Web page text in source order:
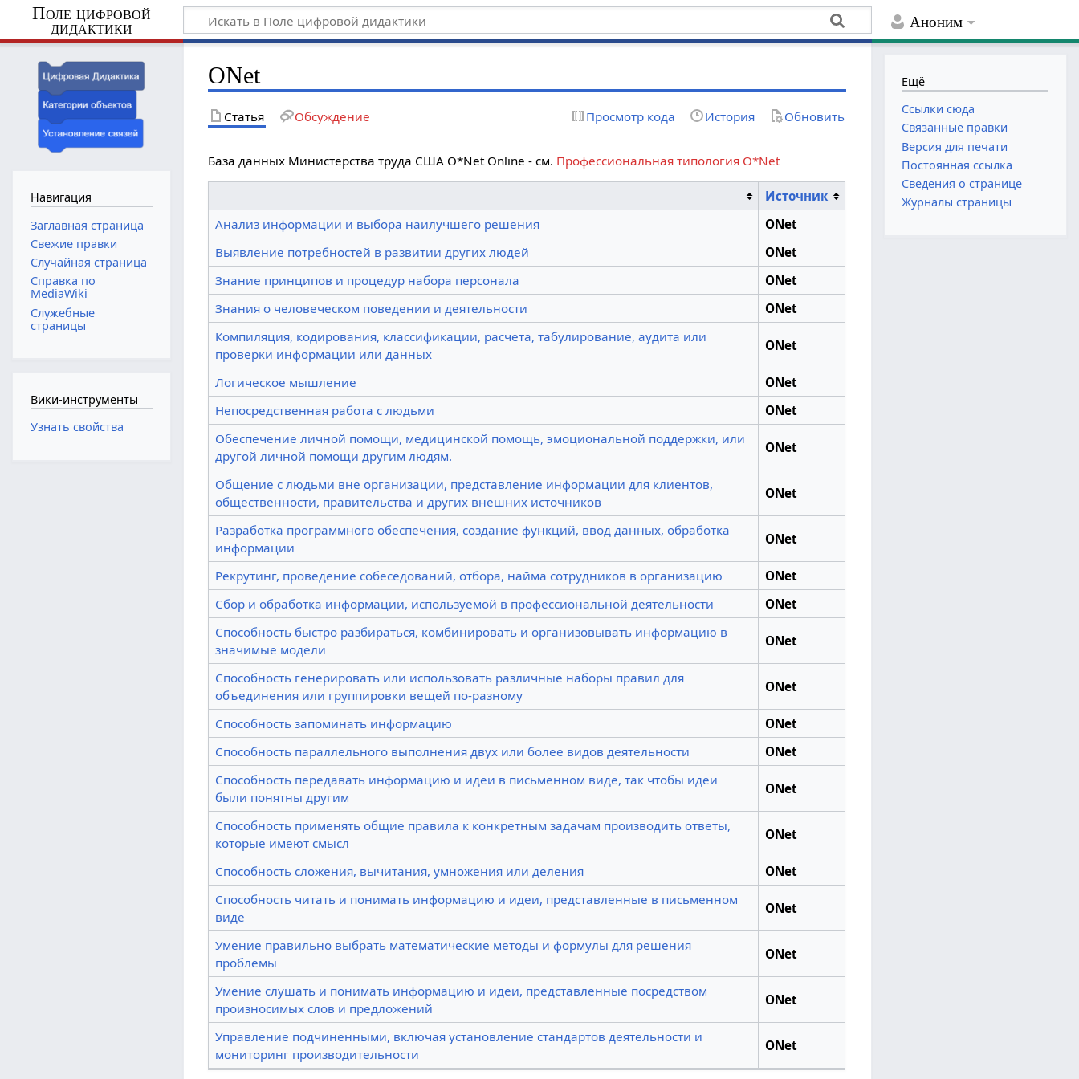
Аноним
Поле цифровой
дидактики
ONet
Статья Обсуждение Просмотр кода История Обновить
База данных Министерствa труда США O*Net Online - см. Профессиональная типология O*Net
Источник
Анализ информации и выбора наилучшего решения
ONet
Выявление потребностей в развитии других людей
ONet
Знание принципов и процедур набора персонала
ONet
Знания о человеческом поведении и деятельности
ONet
Компиляция, кодирования, классификации, расчета, табулирование, аудита или
проверки информации или данных
ONet
Логическое мышление
ONet
Непосредственная работа с людьми
ONet
Обеспечение личной помощи, медицинской помощь, эмоциональной поддержки, или
другой личной помощи другим людям.
ONet
Общение с людьми вне организации, представление информации для клиентов,
общественности, правительства и других внешних источников
ONet
Разработка программного обеспечения, создание функций, ввод данных, обработка
информации
ONet
Рекрутинг, проведение собеседований, отбора, найма сотрудников в организацию
ONet
Сбор и обработка информации, используемой в профессиональной деятельности
ONet
Способность быстро разбираться, комбинировать и организовывать информацию в
значимые модели
ONet
Способность генерировать или использовать различные наборы правил для
объединения или группировки вещей по-разному
ONet
Способность запоминать информацию
ONet
Способность параллельного выполнения двух или более видов деятельности
ONet
Способность передавать информацию и идеи в письменном виде, так чтобы идеи
были понятны другим
ONet
Способность применять общие правила к конкретным задачам производить ответы,
которые имеют смысл
ONet
Способность сложения, вычитания, умножения или деления
ONet
Способность читать и понимать информацию и идеи, представленные в письменном
виде
ONet
Умение правильно выбрать математические методы и формулы для решения
проблемы
ONet
Умение слушать и понимать информацию и идеи, представленные посредством
произносимых слов и предложений
ONet
Управление подчиненными, включая установление стандартов деятельности и
мониторинг производительности
ONet
Навигация
Заглавная страница
Свежие правки
Случайная страница
Справка по
MediaWiki
Служебные
страницы
Вики-инструменты
Узнать свойства
Ещё
Ссылки сюда
Связанные правки
Версия для печати
Постоянная ссылка
Сведения о странице
Журналы страницы